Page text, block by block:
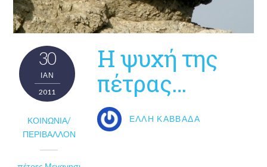
30
ΙΑΝ
2011
ΚΟΙΝΩΝΊΑ/
ΠΕΡΙΒΆΛΛΟΝ
H ψυχή της
πέτρας…
ΈΛΛΗ ΚΑΒΒΑΔΆ